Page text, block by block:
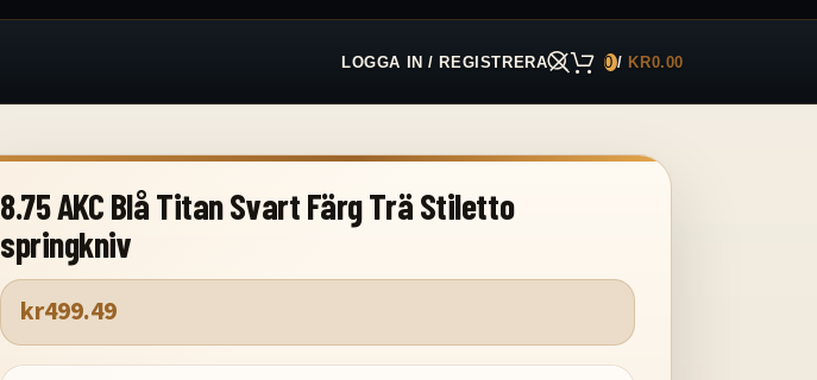
LOGGA IN / REGISTRERA 0/ KR0.00
8.75 AKC Blå Titan Svart Färg Trä Stiletto
springkniv
kr499.49